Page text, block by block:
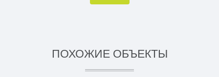
ПОХОЖИЕ ОБЪЕКТЫ